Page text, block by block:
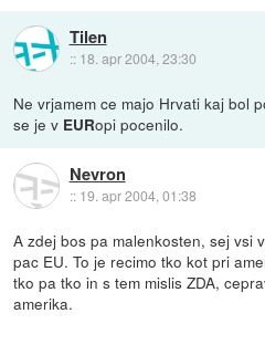
Tilen
:: 18. apr 2004, 23:30
Ne vrjamem ce majo Hrvati kaj bol
se je v EURopi pocenilo.
Nevron
:: 19. apr 2004, 01:38
A zdej bos pa malenkosten, sej vsi
pac EU. To je recimo tko kot pri
tko pa tko in s tem mislis ZDA,
amerika.